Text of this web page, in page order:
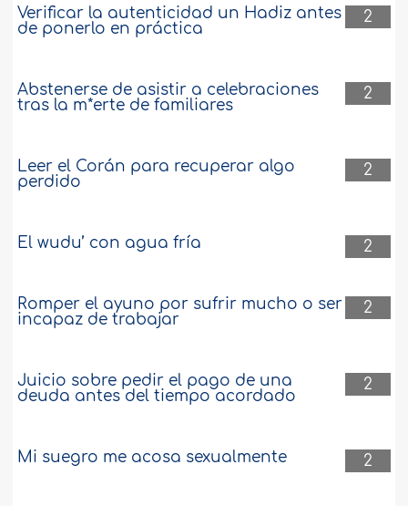
2
Verificar la autenticidad un Hadiz antes
de ponerlo en práctica
2
Abstenerse de asistir a celebraciones
tras la m*erte de familiares
2
Leer el Corán para recuperar algo
perdido
2
El wudu’ con agua fría
2
Romper el ayuno por sufrir mucho o ser
incapaz de trabajar
2
Juicio sobre pedir el pago de una
deuda antes del tiempo acordado
2
Mi suegro me acosa sexualmente